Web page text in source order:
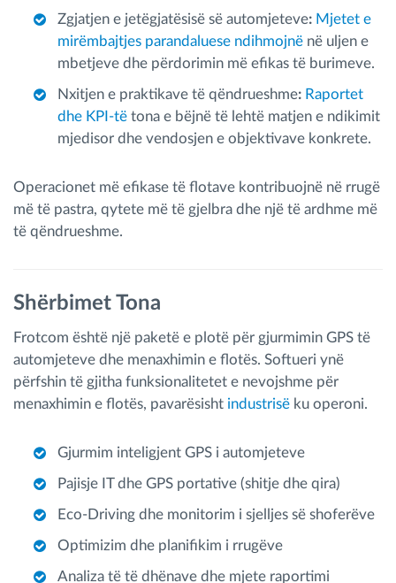
Zgjatjen e jetëgjatësisë së automjeteve: Mjetet e
mirëmbajtjes parandaluese ndihmojnë në uljen e
mbetjeve dhe përdorimin më efikas të burimeve.
Nxitjen e praktikave të qëndrueshme: Raportet
dhe KPI-të tona e bëjnë të lehtë matjen e ndikimit
mjedisor dhe vendosjen e objektivave konkrete.
Operacionet më efikase të flotave kontribuojnë në rrugë
më të pastra, qytete më të gjelbra dhe një të ardhme më
të qëndrueshme.
Shërbimet Tona
Frotcom është një paketë e plotë për gjurmimin GPS të
automjeteve dhe menaxhimin e flotës. Softueri ynë
përfshin të gjitha funksionalitetet e nevojshme për
menaxhimin e flotës, pavarësisht industrisë ku operoni.
Gjurmim inteligjent GPS i automjeteve
Pajisje IT dhe GPS portative (shitje dhe qira)
Eco-Driving dhe monitorim i sjelljes së shoferëve
Optimizim dhe planifikim i rrugëve
Analiza të të dhënave dhe mjete raportimi